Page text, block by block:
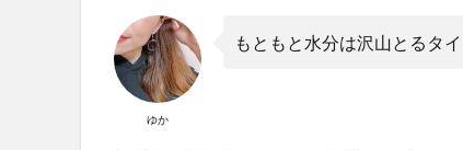
ゆか
もともと水分は沢山とるタ